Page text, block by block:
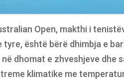
Open, makthi i
është bërë dhimbja e
dhomat e zhveshjeve dhe
klimatike me